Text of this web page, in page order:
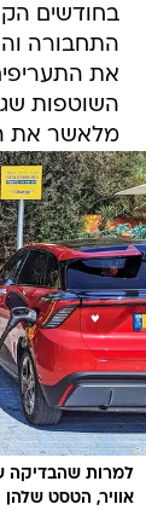
בחודשים
התחבורה
את
השוטפות
מלאשר את
למרות שהבדיקה
אוויר, הטסט שלהן